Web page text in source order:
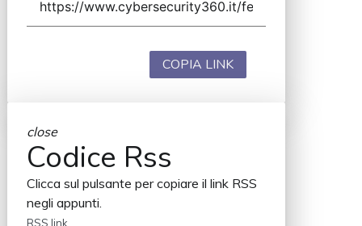
COPIA LINK
close
Codice Rss
Clicca sul pulsante per copiare il link RSS
negli appunti.
RSS link